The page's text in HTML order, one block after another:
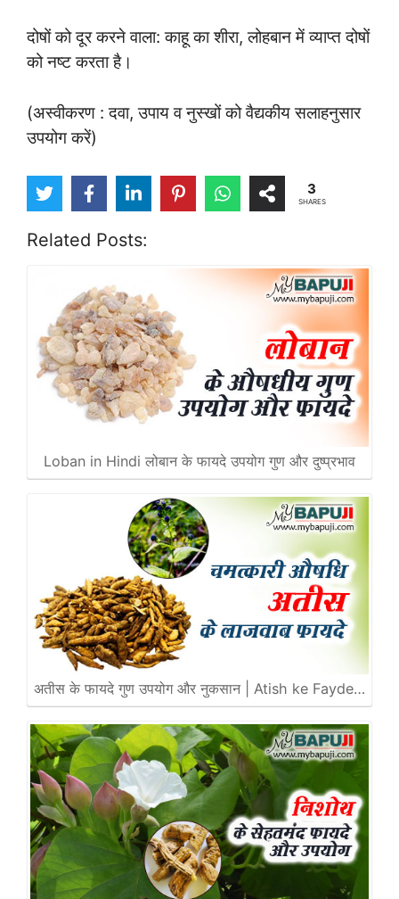
दोषों को दूर करने वाला: काहू का शीरा, लोहबान में व्याप्त दोषों
को नष्ट करता है।
(अस्वीकरण : दवा, उपाय व नुस्खों को वैद्यकीय सलाहनुसार
उपयोग करें)
3
SHARES
Related Posts:
Loban in Hindi लोबान के फायदे उपयोग गुण और दुष्प्रभाव
अतीस के फायदे गुण उपयोग और नुकसान | Atish ke Fayde…